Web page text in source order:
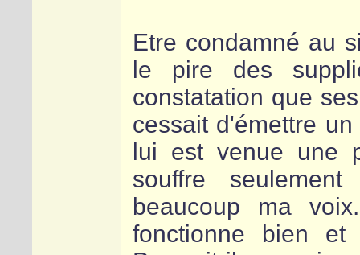
Etre condamné au
le pire des
constatation que
cessait d'émettre
lui est venue une
souffre
beaucoup ma
fonctionne bien